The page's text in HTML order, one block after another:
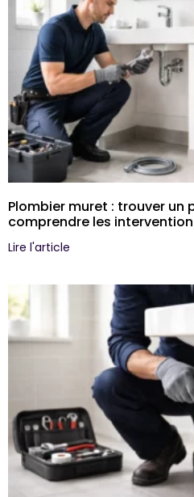
Plombier muret : trouver un
comprendre les
Lire l'article